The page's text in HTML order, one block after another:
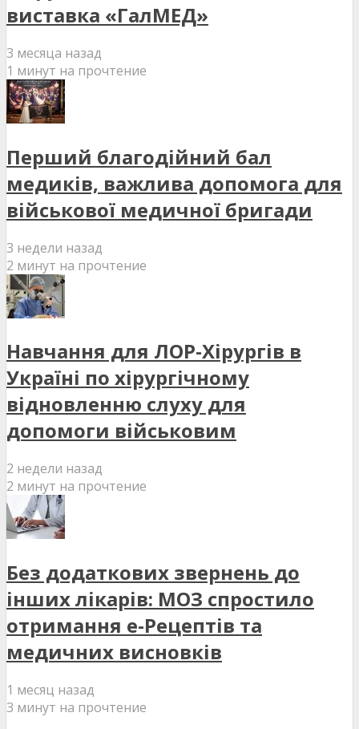
виставка «ГалМЕД»
3 месяца назад
1 минут на прочтение
Перший благодійний бал
медиків, важлива допомога для
військової медичної бригади
3 недели назад
2 минут на прочтение
Навчання для ЛОР-Хірургів в
Україні по хірургічному
відновленню слуху для
допомоги військовим
2 недели назад
2 минут на прочтение
Без додаткових звернень до
інших лікарів: МОЗ спростило
отримання е-Рецептів та
медичних висновків
1 месяц назад
3 минут на прочтение